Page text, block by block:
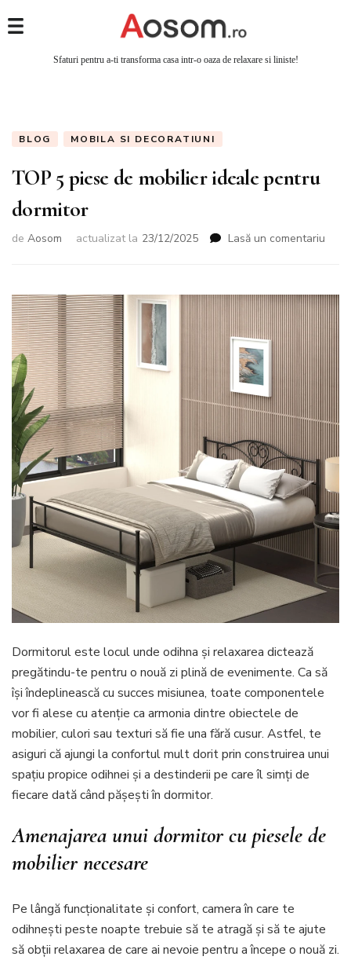
Sfaturi pentru a-ti transforma casa intr-o oaza de relaxare si liniste!
BLOG MOBILA SI DECORATIUNI
TOP 5 piese de mobilier ideale pentru
dormitor
de Aosom actualizat la 23/12/2025 Lasă un comentariu
de
Dormitorul este locul unde odihna și relaxarea dictează
pregătindu-te pentru o nouă zi plină de evenimente. Ca să
își îndeplinească cu succes misiunea, toate componentele
vor fi alese cu atenție ca armonia dintre obiectele de
mobilier, culori sau texturi să fie una fără cusur. Astfel, te
asiguri că ajungi la confortul mult dorit prin construirea unui
spațiu propice odihnei și a destinderii pe care îl simți de
fiecare dată când pășești în dormitor.
Amenajarea unui dormitor cu piesele de
mobilier necesare
Pe lângă funcționalitate și confort, camera în care te
odihnești peste noapte trebuie să te atragă și să te ajute
să obții relaxarea de care ai nevoie pentru a începe o nouă zi.